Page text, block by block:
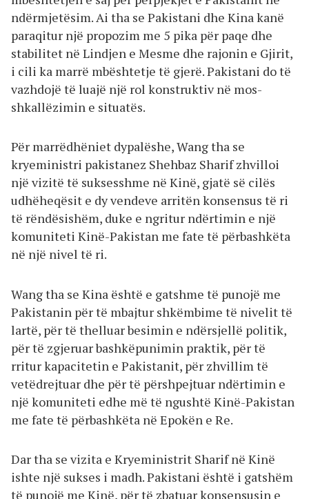
ndërmjetësim. Ai tha se Pakistani dhe Kina kanë
paraqitur një propozim me 5 pika për paqe dhe
stabilitet në Lindjen e Mesme dhe rajonin e Gjirit,
i cili ka marrë mbështetje të gjerë. Pakistani do të
vazhdojë të luajë një rol konstruktiv në mos-
shkallëzimin e situatës.
Për marrëdhëniet dypalëshe, Wang tha se
kryeministri pakistanez Shehbaz Sharif zhvilloi
një vizitë të suksesshme në Kinë, gjatë së cilës
udhëheqësit e dy vendeve arritën konsensus të ri
të rëndësishëm, duke e ngritur ndërtimin e një
komuniteti Kinë-Pakistan me fate të përbashkëta
në një nivel të ri.
Wang tha se Kina është e gatshme të punojë me
Pakistanin për të mbajtur shkëmbime të nivelit të
lartë, për të thelluar besimin e ndërsjellë politik,
për të zgjeruar bashkëpunimin praktik, për të
rritur kapacitetin e Pakistanit, për zhvillim të
vetëdrejtuar dhe për të përshpejtuar ndërtimin e
një komuniteti edhe më të ngushtë Kinë-Pakistan
me fate të përbashkëta në Epokën e Re.
Dar tha se vizita e Kryeministrit Sharif në Kinë
ishte një sukses i madh. Pakistani është i gatshëm
të punojë me Kinë, për të zbatuar konsensusin e